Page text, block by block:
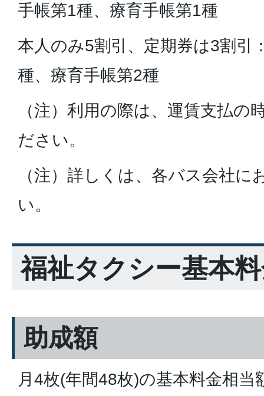
手帳第1種、療育手帳第1種
本人のみ5割引、定期券は3割引
種、療育手帳第2種
（注）利用の際は、運賃支払の
ださい。
（注）詳しくは、各バス会社に
い。
福祉タクシー基本
助成額
月4枚(年間48枚)の基本料金相